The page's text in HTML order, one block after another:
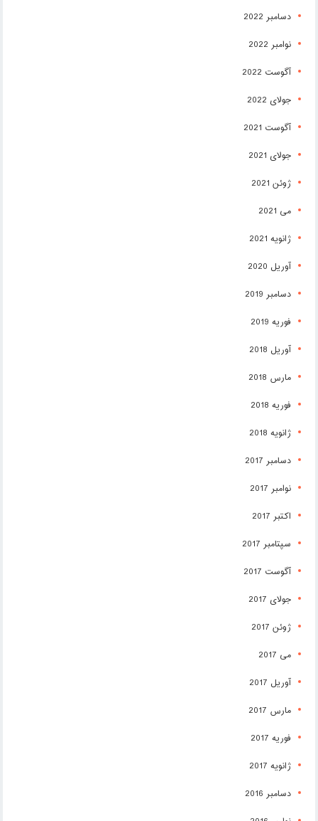
دسامبر 2022
نوامبر 2022
آگوست 2022
جولای 2022
آگوست 2021
جولای 2021
ژوئن 2021
می 2021
ژانویه 2021
آوریل 2020
دسامبر 2019
فوریه 2019
آوریل 2018
مارس 2018
فوریه 2018
ژانویه 2018
دسامبر 2017
نوامبر 2017
اکتبر 2017
سپتامبر 2017
آگوست 2017
جولای 2017
ژوئن 2017
می 2017
آوریل 2017
مارس 2017
فوریه 2017
ژانویه 2017
دسامبر 2016